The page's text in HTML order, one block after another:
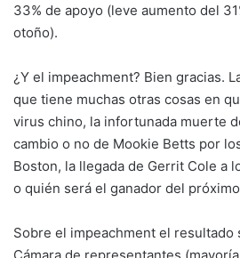
33% de apoyo (leve aumento del
otoño).
¿Y el impeachment? Bien gracias.
que tiene muchas otras cosas en
virus chino, la infortunada muerte
cambio o no de Mookie Betts por
Boston, la llegada de Gerrit Cole a
o quién será el ganador del
Sobre el impeachment el